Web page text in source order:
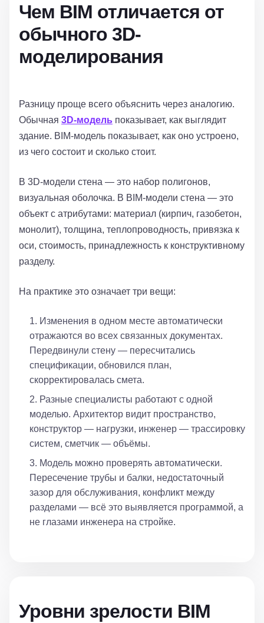
Чем BIM отличается от
обычного 3D-
моделирования
Разницу проще всего объяснить через аналогию.
Обычная 3D-модель показывает, как выглядит
здание. BIM-модель показывает, как оно устроено,
из чего состоит и сколько стоит.
В 3D-модели стена — это набор полигонов,
визуальная оболочка. В BIM-модели стена — это
объект с атрибутами: материал (кирпич, газобетон,
монолит), толщина, теплопроводность, привязка к
оси, стоимость, принадлежность к конструктивному
разделу.
На практике это означает три вещи:
Изменения в одном месте автоматически
отражаются во всех связанных документах.
Передвинули стену — пересчитались
спецификации, обновился план,
скорректировалась смета.
Разные специалисты работают с одной
моделью. Архитектор видит пространство,
конструктор — нагрузки, инженер — трассировку
систем, сметчик — объёмы.
Модель можно проверять автоматически.
Пересечение трубы и балки, недостаточный
зазор для обслуживания, конфликт между
разделами — всё это выявляется программой, а
не глазами инженера на стройке.
Уровни зрелости BIM